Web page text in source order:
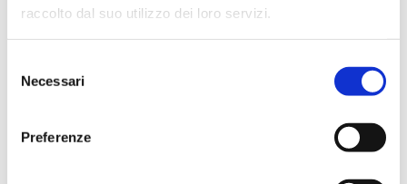
raccolto dal suo utilizzo dei loro servizi.
delNecessari
Preferenze